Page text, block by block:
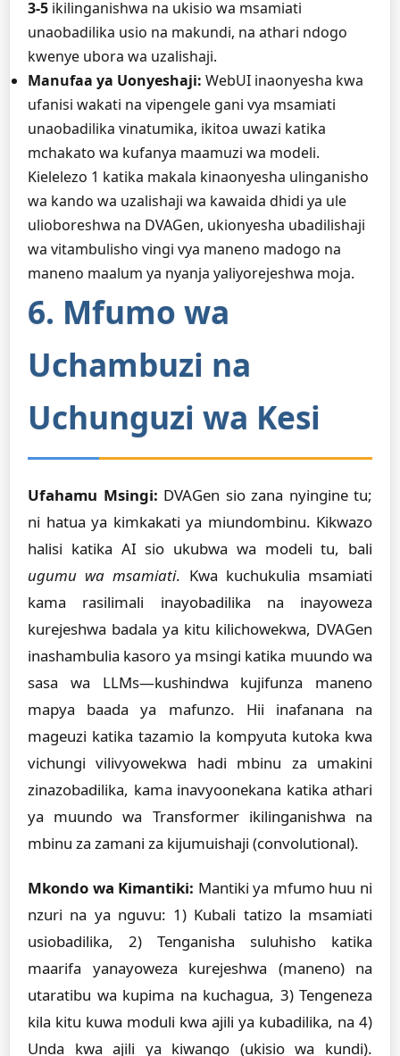
3-5 ikilinganishwa na ukisio wa msamiati
unaobadilika usio na makundi, na athari ndogo
kwenye ubora wa uzalishaji.
Manufaa ya Uonyeshaji: WebUI inaonyesha kwa
ufanisi wakati na vipengele gani vya msamiati
unaobadilika vinatumika, ikitoa uwazi katika
mchakato wa kufanya maamuzi wa modeli.
Kielelezo 1 katika makala kinaonyesha ulinganisho
wa kando wa uzalishaji wa kawaida dhidi ya ule
ulioboreshwa na DVAGen, ukionyesha ubadilishaji
wa vitambulisho vingi vya maneno madogo na
maneno maalum ya nyanja yaliyorejeshwa moja.
6. Mfumo wa
Uchambuzi na
Uchunguzi wa Kesi
Ufahamu Msingi: DVAGen sio zana nyingine tu;
ni hatua ya kimkakati ya miundombinu. Kikwazo
halisi katika AI sio ukubwa wa modeli tu, bali
ugumu wa msamiati. Kwa kuchukulia msamiati
kama rasilimali inayobadilika na inayoweza
kurejeshwa badala ya kitu kilichowekwa, DVAGen
inashambulia kasoro ya msingi katika muundo wa
sasa wa LLMs—kushindwa kujifunza maneno
mapya baada ya mafunzo. Hii inafanana na
mageuzi katika tazamio la kompyuta kutoka kwa
vichungi vilivyowekwa hadi mbinu za umakini
zinazobadilika, kama inavyoonekana katika athari
ya muundo wa Transformer ikilinganishwa na
mbinu za zamani za kijumuishaji (convolutional).
Mkondo wa Kimantiki: Mantiki ya mfumo huu ni
nzuri na ya nguvu: 1) Kubali tatizo la msamiati
usiobadilika, 2) Tenganisha suluhisho katika
maarifa yanayoweza kurejeshwa (maneno) na
utaratibu wa kupima na kuchagua, 3) Tengeneza
kila kitu kuwa moduli kwa ajili ya kubadilika, na 4)
Unda kwa ajili ya kiwango (ukisio wa kundi).